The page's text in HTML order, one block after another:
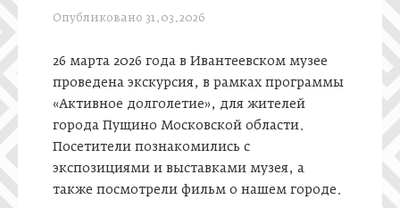
Опубликовано 31.03.2026
26 марта 2026 года в Ивантеевском музее
проведена экскурсия, в рамках программы
«Активное долголетие», для жителей
города Пущино Московской области.
Посетители познакомились с
экспозициями и выставками музея, а
также посмотрели фильм о нашем городе.